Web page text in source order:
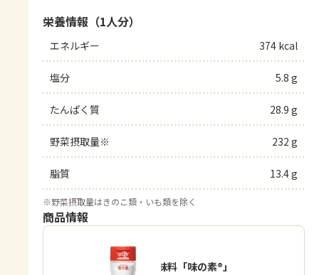
栄養情報（1人分）
エネルギー 374 kcal
塩分 5.8 g
たんぱく質 28.9 g
野菜摂取量※ 232 g
脂質 13.4 g
※野菜摂取量はきのこ類・いも類を除く
商品情報
うま味調味料「味の素®」